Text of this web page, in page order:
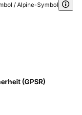
/ Alpine-Symbol
(GPSR)